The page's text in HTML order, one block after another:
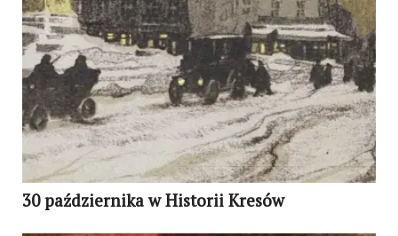
30 października w Historii Kresów